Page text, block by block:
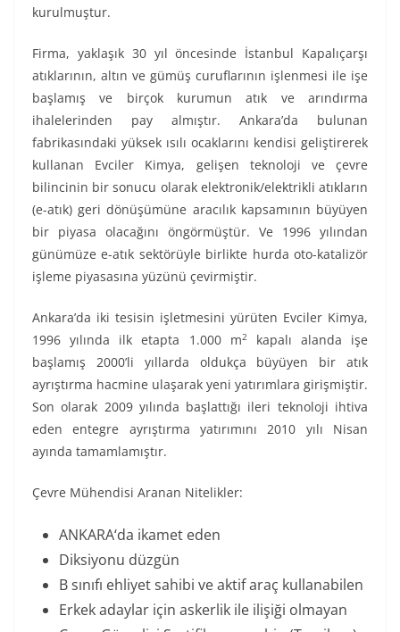
kurulmuştur.
Firma, yaklaşık 30 yıl öncesinde İstanbul Kapalıçarşı
atıklarının, altın ve gümüş curuflarının işlenmesi ile işe
başlamış ve birçok kurumun atık ve arındırma
ihalelerinden pay almıştır. Ankara’da bulunan
fabrikasındaki yüksek ısılı ocaklarını kendisi geliştirerek
kullanan Evciler Kimya, gelişen teknoloji ve çevre
bilincinin bir sonucu olarak elektronik/elektrikli atıkların
(e-atık) geri dönüşümüne aracılık kapsamının büyüyen
bir piyasa olacağını öngörmüştür. Ve 1996 yılından
günümüze e-atık sektörüyle birlikte hurda oto-katalizör
işleme piyasasına yüzünü çevirmiştir.
Ankara’da iki tesisin işletmesini yürüten Evciler Kimya,
1996 yılında ilk etapta 1.000 m2kapalı alanda işe
başlamış 2000’li yıllarda oldukça büyüyen bir atık
ayrıştırma hacmine ulaşarak yeni yatırımlara girişmiştir.
Son olarak 2009 yılında başlattığı ileri teknoloji ihtiva
eden entegre ayrıştırma yatırımını 2010 yılı Nisan
ayında tamamlamıştır.
Çevre Mühendisi Aranan Nitelikler:
ANKARA‘da ikamet eden
Diksiyonu düzgün
B sınıfı ehliyet sahibi ve aktif araç kullanabilen
Erkek adaylar için askerlik ile ilişiği olmayan